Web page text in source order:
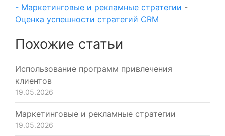
- Маркетинговые и рекламные стратегии -
Оценка успешности стратегий CRM
Похожие статьи
Использование программ привлечения
клиентов
19.05.2026
Маркетинговые и рекламные стратегии
19.05.2026